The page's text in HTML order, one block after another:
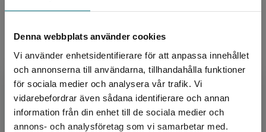
Denna webbplats använder cookies
Vi använder enhetsidentifierare för att anpassa innehållet
och annonserna till användarna, tillhandahålla funktioner
för sociala medier och analysera vår trafik. Vi
vidarebefordrar även sådana identifierare och annan
information från din enhet till de sociala medier och
annons- och analysföretag som vi samarbetar med.
Begränsad fraktregion
Sidantal:
60
Köp- och leveransvillkor
Upphovspersoner